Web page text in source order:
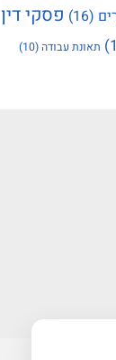
(16)
פסקי דין
תאונת עבודה (10)